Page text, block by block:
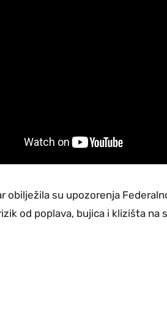
obilježila su upozorenja
od poplava, bujica i klizišta